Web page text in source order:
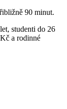
90 minut.
studenti do 26
a rodinné